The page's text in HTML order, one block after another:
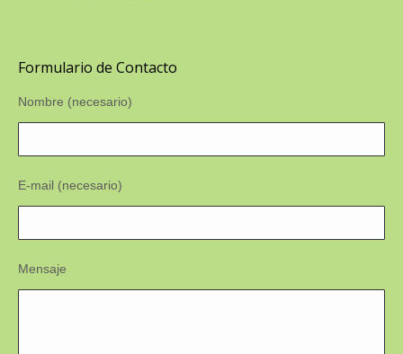
Formulario de Contacto
Nombre (necesario)
E-mail (necesario)
Mensaje